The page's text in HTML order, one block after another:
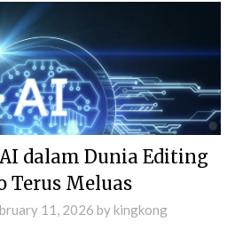
dalam Dunia Editing
Terus Meluas
11, 2026 bykingkong